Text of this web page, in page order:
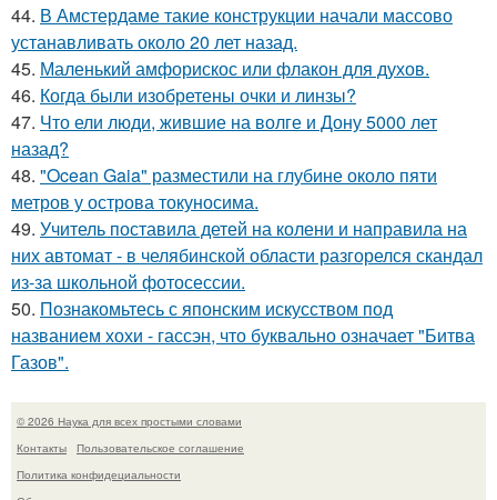
44. В Амстердаме такие конструкции начали массово
устанавливать около 20 лет назад.
45. Маленький амфорискос или флакон для духов.
46. Когда были изобретены очки и линзы?
47. Что ели люди, жившие на волге и Дону 5000 лет
назад?
48. "Ocean Gaia" разместили на глубине около пяти
метров у острова токуносима.
49. Учитель поставила детей на колени и направила на
них автомат - в челябинской области разгорелся скандал
из-за школьной фотосессии.
50. Познакомьтесь с японским искусством под
названием хохи - гассэн, что буквально означает "Битва
Газов".
© 2026 Наука для всех простыми словами
Контакты
Пользовательское соглашение
Политика конфидециальности